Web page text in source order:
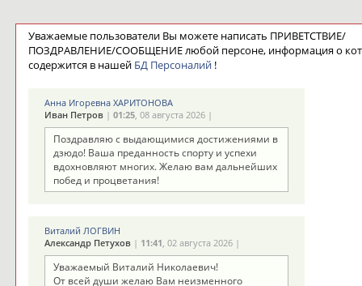
Уважаемые пользователи Вы можете написать ПРИВЕТСТВИЕ/
ПОЗДРАВЛЕНИЕ/СООБЩЕНИЕ любой персоне, информация о
содержится в нашей БД Персоналий!
Анна Игоревна ХАРИТОНОВА
Иван Петров| 01:25, 08 августа 2026 |
Поздравляю с выдающимися достижениями в
дзюдо! Ваша преданность спорту и успехи
вдохновляют многих. Желаю вам дальнейших
побед и процветания!
Виталий ЛОГВИН
Александр Петухов| 11:41, 02 августа 2026 |
Уважаемый Виталий Николаевич!
От всей души желаю Вам неизменного